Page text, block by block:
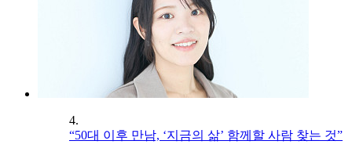
4.
“50대 이후 만남, ‘지금의 삶’ 함께할 사람 찾는 것”